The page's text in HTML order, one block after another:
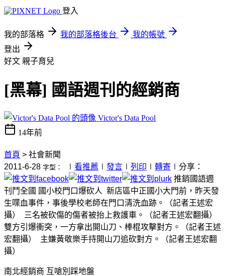
登入
我的部落格 我的部落格後台
我的帳號
登出
好文 親子育兒
[黑幕] 國語週刊的經銷商
Victor's Data Pool
14年前
首頁 > 社會新聞
2011-6-28 字型： ∣ 看推薦 ∣ 發言 ∣ 列印 ∣ 轉寄 ∣ 分享：
推銷國語週
刊鬥全國 國小校門口爆砍人 新店區中正國小大門前，昨天發
生喋血事件，事後學校老師在門口清洗血跡。（記者王述宏
攝）
三名被砍傷的傷者被抬上救護車。（記者王述宏翻攝）
雙方引爆衝突，一方拿出開山刀、棒棍攻擊對方。（記者王述
宏翻攝）
主嫌黃敬樂手持開山刀追砍對方。（記者王述宏翻
攝）
南北經銷商 互嗆別踩地盤